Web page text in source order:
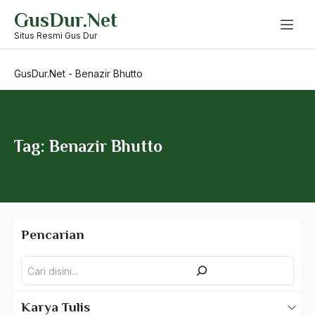
content
GusDur.Net
Situs Resmi Gus Dur
GusDur.Net - Benazir Bhutto
Tag: Benazir Bhutto
Pencarian
Karya Tulis
Bapak Koperasi
Barathiya Janata Party
BArisan Nasional
Batavia
Beethoven
Begin